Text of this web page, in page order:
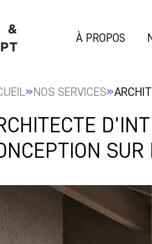
À PROPOS
»NOS SERVICES»
SUR